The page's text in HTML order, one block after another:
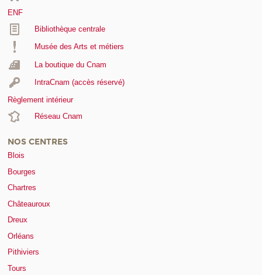
ENF
Bibliothèque centrale
Musée des Arts et métiers
La boutique du Cnam
IntraCnam (accès réservé)
Règlement intérieur
Réseau Cnam
NOS CENTRES
Blois
Bourges
Chartres
Châteauroux
Dreux
Orléans
Pithiviers
Tours